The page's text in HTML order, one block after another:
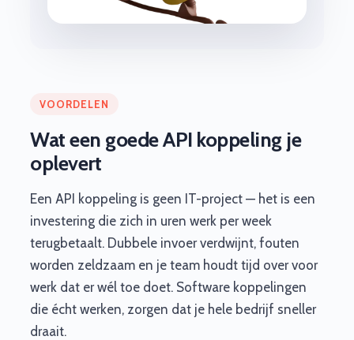
VOORDELEN
Wat een goede API koppeling je
oplevert
Een API koppeling is geen IT-project — het is een
investering die zich in uren werk per week
terugbetaalt. Dubbele invoer verdwijnt, fouten
worden zeldzaam en je team houdt tijd over voor
werk dat er wél toe doet. Software koppelingen
die écht werken, zorgen dat je hele bedrijf sneller
draait.